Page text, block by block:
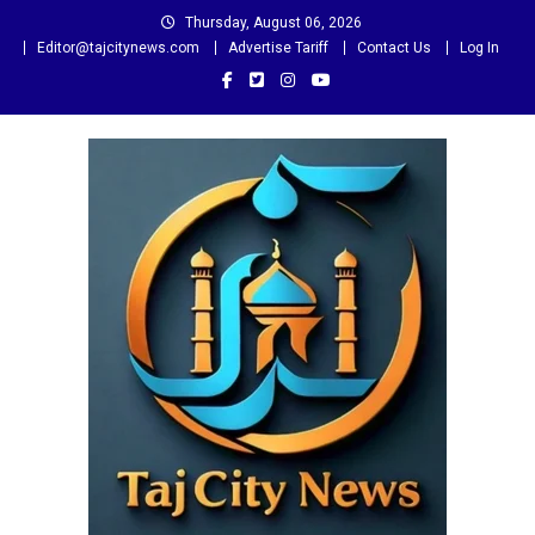
Thursday, August 06, 2026
Editor@tajcitynews.com
Advertise Tariff Contact Us Log In